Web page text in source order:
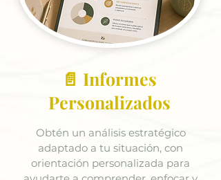
📄 Informes
Personalizados
Obtén un análisis estratégico
adaptado a tu situación, con
orientación personalizada para